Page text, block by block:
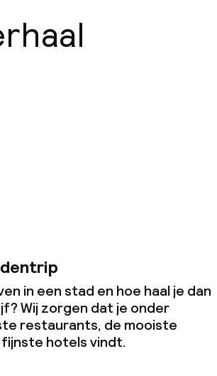
in een stad en hoe haal je dan
Wij zorgen dat je onder
restaurants, de mooiste
hotels vindt.